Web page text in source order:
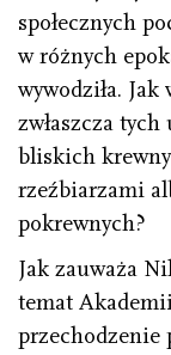
społecznych
w różnych
wywodziła.
zwłaszcza
bliskich
rzeźbiarzami
pokrewnych?
Jak zauważa
temat
przechodzenie